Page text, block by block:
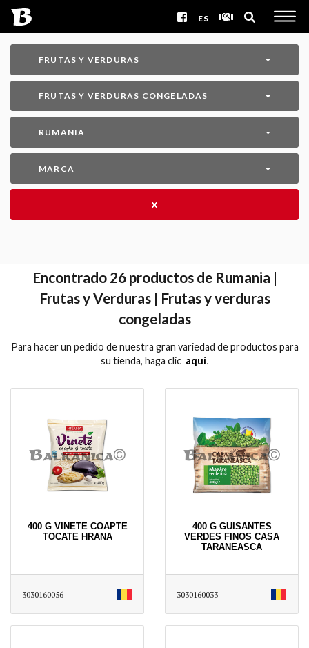
ES
FRUTAS Y VERDURAS
FRUTAS Y VERDURAS CONGELADAS
RUMANIA
MARCA
Encontrado 26productos de Rumania |
Frutas y Verduras | Frutas y verduras
congeladas
Para hacer un pedido de nuestra gran variedad de productos para
su tienda, haga clic aquí․
400 G VINETE COAPTE
TOCATE HRANA
3030160056
400 G GUISANTES
VERDES FINOS CASA
TARANEASCA
3030160033